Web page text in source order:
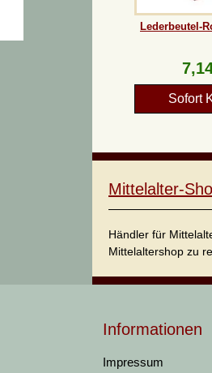
Lederbeutel-
Sofort
Mittelalter-
Händler für
Mittelaltershop zu
Informationen
Impressum